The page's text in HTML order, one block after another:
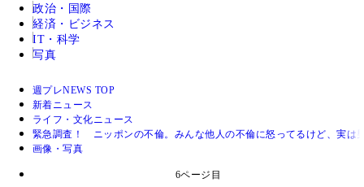
政治・国際
経済・ビジネス
IT・科学
写真
週プレNEWS TOP
新着ニュース
ライフ・文化ニュース
緊急調査！ ニッポンの不倫。みんな他人の不倫に怒ってるけど、実は
画像・写真
6ページ目